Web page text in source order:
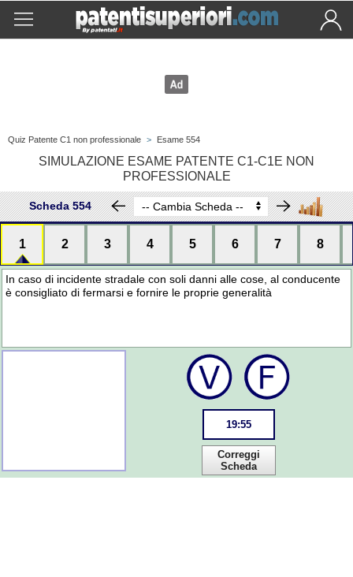
Quiz Patente C1 non professionale > Esame 554
SIMULAZIONE ESAME PATENTE C1-C1E NON
PROFESSIONALE
Scheda 554
1 2 3 4 5 6 7 8
In caso di incidente stradale con soli danni alle cose, al conducente
è consigliato di fermarsi e fornire le proprie generalità
19:55
Correggi
Scheda